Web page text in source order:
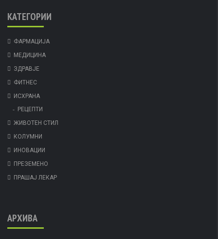
КАТЕГОРИИ
ФАРМАЦИЈА
МЕДИЦИНА
ЗДРАВЈЕ
ФИТНЕС
ИСХРАНА
РЕЦЕПТИ
ЖИВОТЕН СТИЛ
КОЛУМНИ
ИНОВАЦИИ
ПРЕЗЕМЕНО
ПРАШАЈ ЛЕКАР
АРХИВА